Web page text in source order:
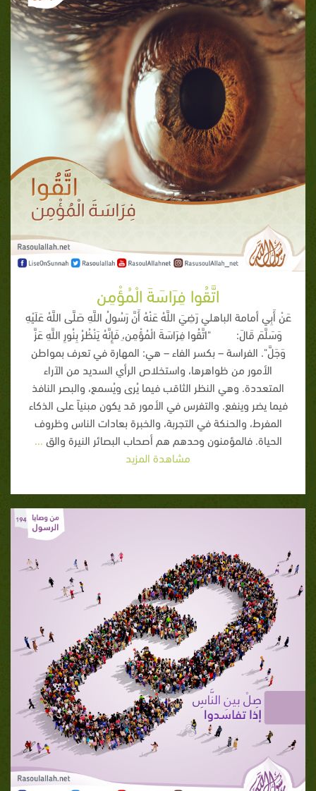
اتَّقُوا فِرَاسَةَ الْمُؤْمِن
عَنْ أَبِي أمامة الباهلي رَضِيَ اللَّهُ عَنْهُ أَنَّ رَسُولُ اللَّهِ صَلَّى اللَّهُ عَلَيْهِ
وَسَلَّمَ قَالَ: "اتَّقُوا فِرَاسَةَ الْمُؤْمِن،ِ فَإِنَّهُ يَنْظُرُ بِنُورِ اللَّهِ عَزَّ
وَجَلَّ". الفراسة – بكسر الفاء – هي: المهارة في تعرف بمواطن
الأمور من ظواهرها، واستخلاص الرأي السديد من الآراء
المتعددة. وهي النظر الثاقب فيما يُرى ويُسمع، والبصر النافذ
فيما يضر وينفع. والتفرس في الأمور قد يكون مبنياً على الذكاء
المفرط، والحنكة في التجربة، والخبرة بعادات الناس وظروف
الحياة. فالمؤمنون وحدهم هم أصحاب البصائر النيرة والق ...
مشاهدة المزيد